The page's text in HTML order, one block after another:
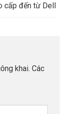
cấp đến từ Dell
khai. Các